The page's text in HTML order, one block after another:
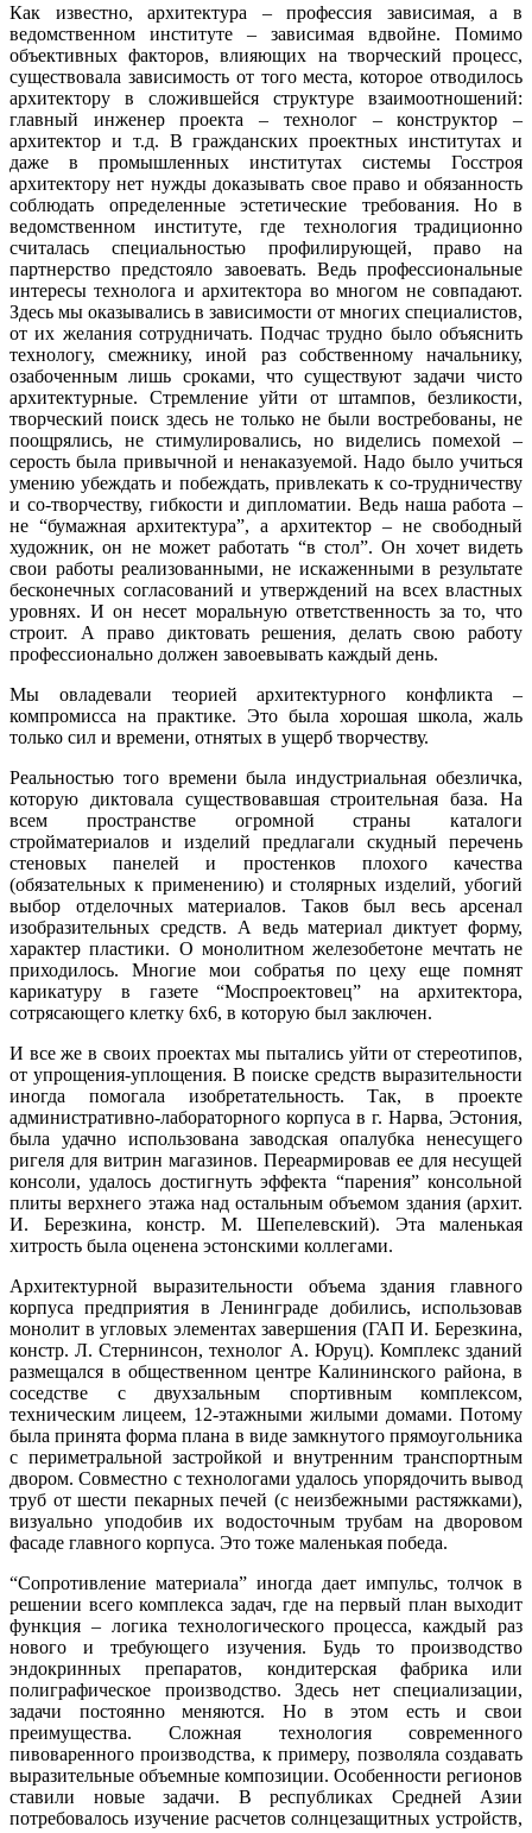
Как известно, архитектура – профессия зависимая, а в
ведомственном институте – зависимая вдвойне. Помимо
объективных факторов, влияющих на творческий процесс,
существовала зависимость от того места, которое отводилось
архитектору в сложившейся структуре взаимоотношений:
главный инженер проекта – технолог – конструктор –
архитектор и т.д. В гражданских проектных институтах и
даже в промышленных институтах системы Госстроя
архитектору нет нужды доказывать свое право и обязанность
соблюдать определенные эстетические требования. Но в
ведомственном институте, где технология традиционно
считалась специальностью профилирующей, право на
партнерство предстояло завоевать. Ведь профессиональные
интересы технолога и архитектора во многом не совпадают.
Здесь мы оказывались в зависимости от многих специалистов,
от их желания сотрудничать. Подчас трудно было объяснить
технологу, смежнику, иной раз собственному начальнику,
озабоченным лишь сроками, что существуют задачи чисто
архитектурные. Стремление уйти от штампов, безликости,
творческий поиск здесь не только не были востребованы, не
поощрялись, не стимулировались, но виделись помехой –
серость была привычной и ненаказуемой. Надо было учиться
умению убеждать и побеждать, привлекать к со-трудничеству
и со-творчеству, гибкости и дипломатии. Ведь наша работа –
не “бумажная архитектура”, а архитектор – не свободный
художник, он не может работать “в стол”. Он хочет видеть
свои работы реализованными, не искаженными в результате
бесконечных согласований и утверждений на всех властных
уровнях. И он несет моральную ответственность за то, что
строит. А право диктовать решения, делать свою работу
профессионально должен завоевывать каждый день.
Мы овладевали теорией архитектурного конфликта –
компромисса на практике. Это была хорошая школа, жаль
только сил и времени, отнятых в ущерб творчеству.
Реальностью того времени была индустриальная обезличка,
которую диктовала существовавшая строительная база. На
всем пространстве огромной страны каталоги
стройматериалов и изделий предлагали скудный перечень
стеновых панелей и простенков плохого качества
(обязательных к применению) и столярных изделий, убогий
выбор отделочных материалов. Таков был весь арсенал
изобразительных средств. А ведь материал диктует форму,
характер пластики. О монолитном железобетоне мечтать не
приходилось. Многие мои собратья по цеху еще помнят
карикатуру в газете “Моспроектовец” на архитектора,
сотрясающего клетку 6х6, в которую был заключен.
И все же в своих проектах мы пытались уйти от стереотипов,
от упрощения-уплощения. В поиске средств выразительности
иногда помогала изобретательность. Так, в проекте
административно-лабораторного корпуса в г. Нарва, Эстония,
была удачно использована заводская опалубка ненесущего
ригеля для витрин магазинов. Переармировав ее для несущей
консоли, удалось достигнуть эффекта “парения” консольной
плиты верхнего этажа над остальным объемом здания (архит.
И. Березкина, констр. М. Шепелевский). Эта маленькая
хитрость была оценена эстонскими коллегами.
Архитектурной выразительности объема здания главного
корпуса предприятия в Ленинграде добились, использовав
монолит в угловых элементах завершения (ГАП И. Березкина,
констр. Л. Стернинсон, технолог А. Юруц). Комплекс зданий
размещался в общественном центре Калининского района, в
соседстве с двухзальным спортивным комплексом,
техническим лицеем, 12-этажными жилыми домами. Потому
была принята форма плана в виде замкнутого прямоугольника
с периметральной застройкой и внутренним транспортным
двором. Совместно с технологами удалось упорядочить вывод
труб от шести пекарных печей (с неизбежными растяжками),
визуально уподобив их водосточным трубам на дворовом
фасаде главного корпуса. Это тоже маленькая победа.
“Сопротивление материала” иногда дает импульс, толчок в
решении всего комплекса задач, где на первый план выходит
функция – логика технологического процесса, каждый раз
нового и требующего изучения. Будь то производство
эндокринных препаратов, кондитерская фабрика или
полиграфическое производство. Здесь нет специализации,
задачи постоянно меняются. Но в этом есть и свои
преимущества. Сложная технология современного
пивоваренного производства, к примеру, позволяла создавать
выразительные объемные композиции. Особенности регионов
ставили новые задачи. В республиках Средней Азии
потребовалось изучение расчетов солнцезащитных устройств,